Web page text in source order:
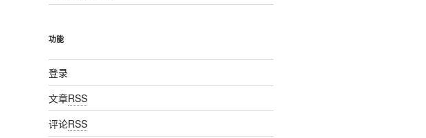
功能
登录
文章RSS
评论RSS